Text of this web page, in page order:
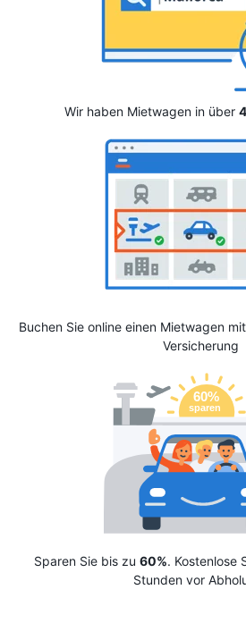
Wir haben Mietwagen in über
Buchen Sie online einen Mietwagen
Versicherung
Sparen Sie bis zu 60%. Kostenlose
Stunden vor